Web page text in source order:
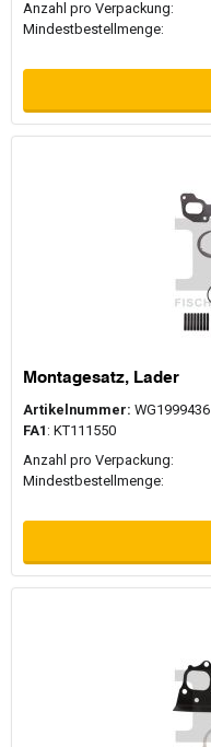
Anzahl pro Verpackung:
Mindestbestellmenge:
Montagesatz, Lader
Artikelnummer: WG1999436
FA1 : KT111550
Anzahl pro Verpackung:
Mindestbestellmenge: